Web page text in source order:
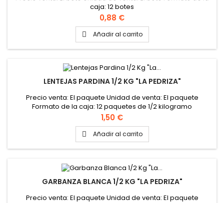
caja: 12 botes
Precio
0,88 €
 Añadir al carrito
LENTEJAS PARDINA 1/2 KG "LA PEDRIZA"
Precio venta: El paquete Unidad de venta: El paquete
Formato de la caja: 12 paquetes de 1/2 kilogramo
Precio
1,50 €
 Añadir al carrito
GARBANZA BLANCA 1/2 KG "LA PEDRIZA"
Precio venta: El paquete Unidad de venta: El paquete